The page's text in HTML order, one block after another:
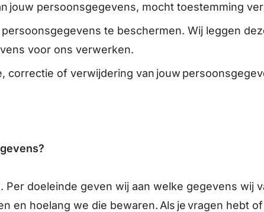
jouw persoonsgegevens, mocht toestemming
persoonsgegevens te beschermen. Wij leggen
voor ons verwerken.
correctie of verwijdering van jouw
doeleinde geven wij aan welke gegevens wij
en hoelang we die bewaren. Als je vragen hebt